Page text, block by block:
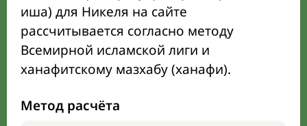
иша) для Никеля на сайте
рассчитывается согласно методу
Всемирной исламской лиги и
ханафитскому мазхабу (ханафи).
Метод расчёта